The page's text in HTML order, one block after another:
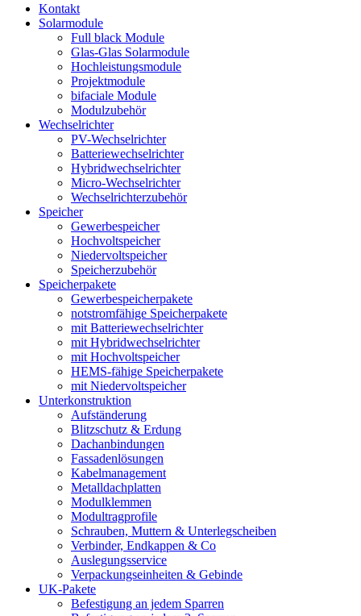
Kontakt
Solarmodule
Full black Module
Glas-Glas Solarmodule
Hochleistungsmodule
Projektmodule
bifaciale Module
Modulzubehör
Wechselrichter
PV-Wechselrichter
Batteriewechselrichter
Hybridwechselrichter
Micro-Wechselrichter
Wechselrichterzubehör
Speicher
Gewerbespeicher
Hochvoltspeicher
Niedervoltspeicher
Speicherzubehör
Speicherpakete
Gewerbespeicherpakete
notstromfähige Speicherpakete
mit Batteriewechselrichter
mit Hybridwechselrichter
mit Hochvoltspeicher
HEMS-fähige Speicherpakete
mit Niedervoltspeicher
Unterkonstruktion
Aufständerung
Blitzschutz & Erdung
Dachanbindungen
Fassadenlösungen
Kabelmanagement
Metalldachplatten
Modulklemmen
Modultragprofile
Schrauben, Muttern & Unterlegscheiben
Verbinder, Endkappen & Co
Auslegungsservice
Verpackungseinheiten & Gebinde
UK-Pakete
Befestigung an jedem Sparren